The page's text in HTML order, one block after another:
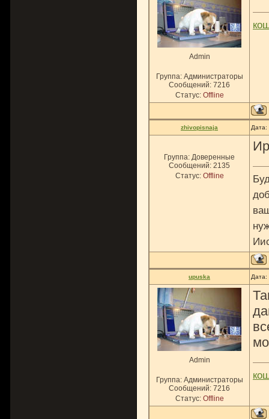
Admin
Группа: Администраторы
Сообщений: 7216
Статус: Offline
zhivopisnaja Дата:
Группа: Доверенные
Сообщений: 2135
Статус: Offline
upuska Дата:
Admin
Группа: Администраторы
Сообщений: 7216
Статус: Offline